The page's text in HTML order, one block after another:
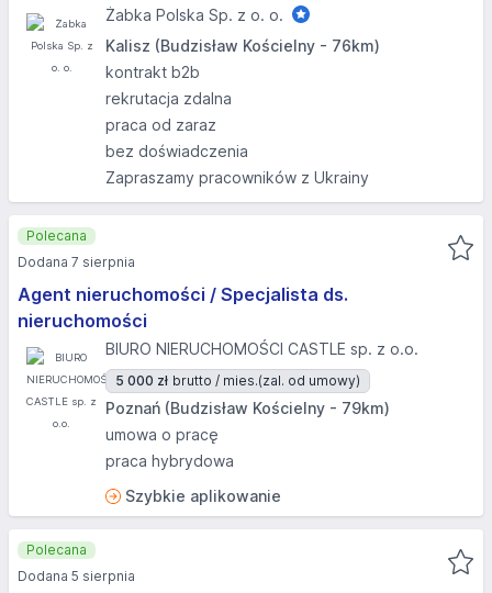
Żabka Polska Sp. z o. o.
Kalisz (Budzisław Kościelny - 76km)
kontrakt b2b
rekrutacja zdalna
praca od zaraz
bez doświadczenia
Zapraszamy pracowników z Ukrainy
Agent nieruchomości / Specjalista ds.
nieruchomości
BIURO NIERUCHOMOŚCI CASTLE sp. z o.o.
5 000 zł brutto / mies.(zal. od umowy)
Poznań (Budzisław Kościelny - 79km)
umowa o pracę
praca hybrydowa
Szybkie aplikowanie
Polecana
Dodana 7 sierpnia
Polecana
Dodana 5 sierpnia